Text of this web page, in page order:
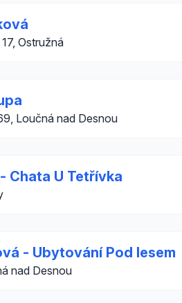
Ostružná
Loučná nad Desnou
Chata U Tetřívka
- Ubytování Pod lesem
nad Desnou